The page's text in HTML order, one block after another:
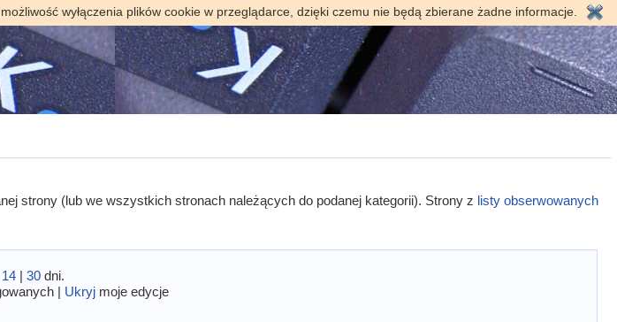
wyłączenia plików cookie w przeglądarce, dzięki czemu nie będą zbierane żadne informacje.
strony (lub we wszystkich stronach należących do podanej kategorii). Strony z listy obserwowanych
14 |30 dni.
| Ukryj moje edycje